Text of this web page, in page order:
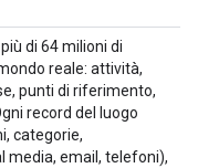
di 64 milioni di
reale: attività,
punti di riferimento,
record del luogo
categorie,
media, email, telefoni),